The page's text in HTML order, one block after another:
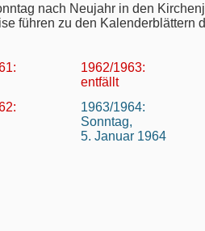
nach Neujahr in den
führen zu den Kalenderblättern
1962/1963:
entfällt
1963/1964:
Sonntag,
5. Januar 1964